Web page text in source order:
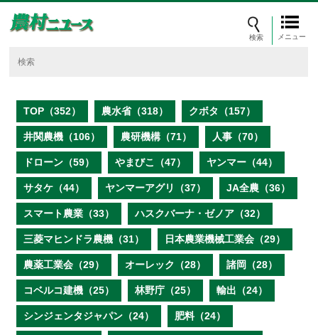
メニュー
TOP（352） 農水省（318） クボタ（157）
井関農機（106） 農研機構（71） 人事（70）
ドローン（59） やまびこ（47） ヤンマー（44）
サタケ（44） ヤンマーアグリ（37） JA全農（36）
スマート農業（33） ハスクバーナ・ゼノア（32）
三菱マヒンドラ農機（31） 日本農業機械工業会（29）
農薬工業会（29） オーレック（28） 諸岡（28）
コベルコ建機（25） 林野庁（25） 輸出（24）
シンジェンタジャパン（24） 肥料（24）